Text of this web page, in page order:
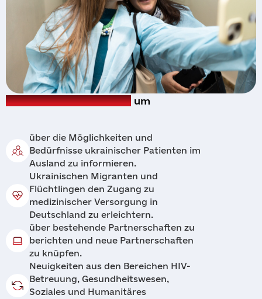
Wirsindin Deutschland, um
über die Möglichkeiten und
Bedürfnisse ukrainischer Patienten im
Ausland zu informieren.
Ukrainischen Migranten und
Flüchtlingen den Zugang zu
medizinischer Versorgung in
Deutschland zu erleichtern.
über bestehende Partnerschaften zu
berichten und neue Partnerschaften
zu knüpfen.
Neuigkeiten aus den Bereichen HIV-
Betreuung, Gesundheitswesen,
Soziales und Humanitäres